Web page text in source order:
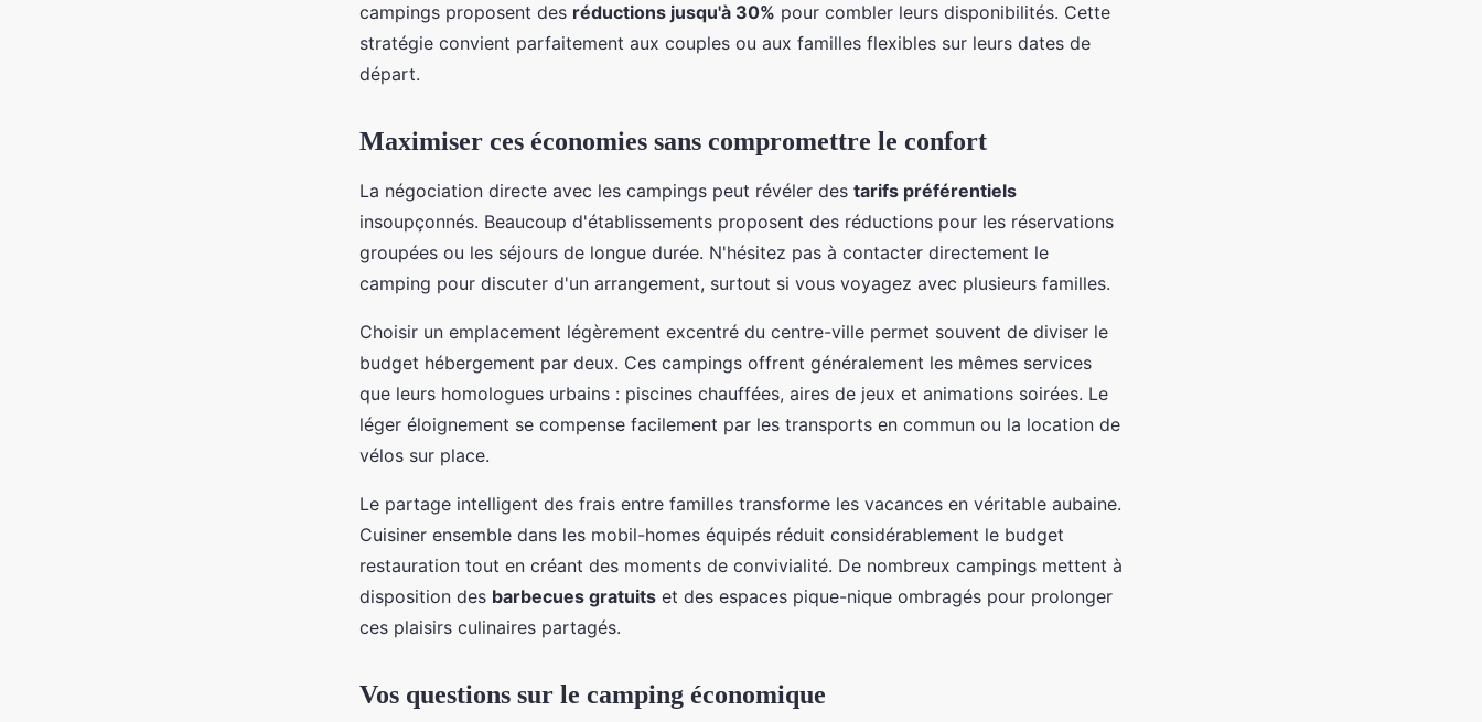
campings proposent des réductions jusqu'à 30% pour combler leurs disponibilités. Cette
stratégie convient parfaitement aux couples ou aux familles flexibles sur leurs dates de
départ.
Maximiser ces économies sans compromettre le confort
La négociation directe avec les campings peut révéler des tarifs préférentiels
insoupçonnés. Beaucoup d'établissements proposent des réductions pour les réservations
groupées ou les séjours de longue durée. N'hésitez pas à contacter directement le
camping pour discuter d'un arrangement, surtout si vous voyagez avec plusieurs familles.
Choisir un emplacement légèrement excentré du centre-ville permet souvent de diviser le
budget hébergement par deux. Ces campings offrent généralement les mêmes services
que leurs homologues urbains : piscines chauffées, aires de jeux et animations soirées. Le
léger éloignement se compense facilement par les transports en commun ou la location de
vélos sur place.
Le partage intelligent des frais entre familles transforme les vacances en véritable aubaine.
Cuisiner ensemble dans les mobil-homes équipés réduit considérablement le budget
restauration tout en créant des moments de convivialité. De nombreux campings mettent à
disposition des barbecues gratuits et des espaces pique-nique ombragés pour prolonger
ces plaisirs culinaires partagés.
Vos questions sur le camping économique